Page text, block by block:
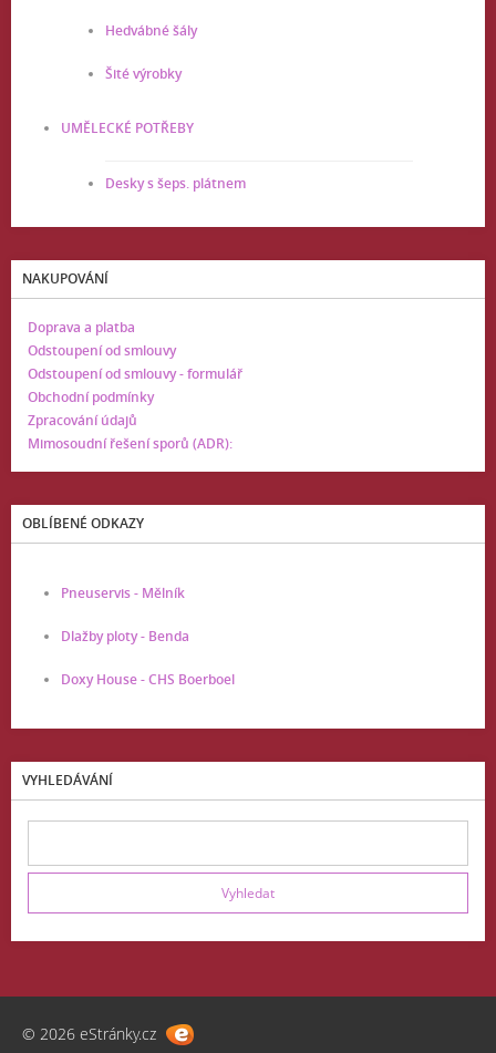
Hedvábné šály
Šité výrobky
UMĚLECKÉ POTŘEBY
Desky s šeps. plátnem
NAKUPOVÁNÍ
Doprava a platba
Odstoupení od smlouvy
Odstoupení od smlouvy - formulář
Obchodní podmínky
Zpracování údajů
Mimosoudní řešení sporů (ADR):
OBLÍBENÉ ODKAZY
Pneuservis - Mělník
Dlažby ploty - Benda
Doxy House - CHS Boerboel
VYHLEDÁVÁNÍ
© 2026 eStránky.cz